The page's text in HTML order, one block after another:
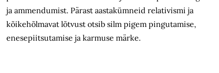
ja ammendumist. Pärast aastakümneid relativismi ja
kõikehõlmavat lõtvust otsib silm pigem pingutamise,
enesepiitsutamise ja karmuse märke.